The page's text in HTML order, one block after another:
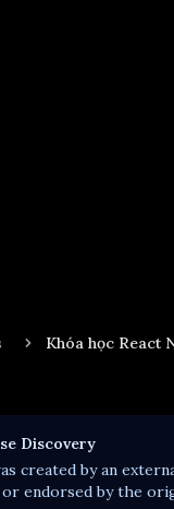
Khóa học React
Discovery
created by an
endorsed by the